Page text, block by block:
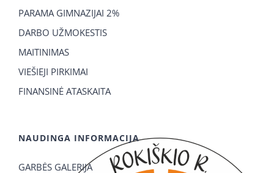
PARAMA GIMNAZIJAI 2%
DARBO UŽMOKESTIS
MAITINIMAS
VIEŠIEJI PIRKIMAI
FINANSINĖ ATASKAITA
NAUDINGA INFORMACIJA
GARBĖS GALERIJA